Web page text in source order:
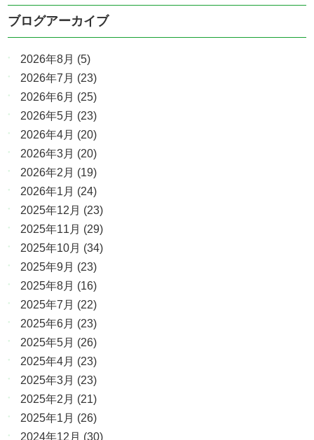
ブログアーカイブ
2026年8月 (5)
2026年7月 (23)
2026年6月 (25)
2026年5月 (23)
2026年4月 (20)
2026年3月 (20)
2026年2月 (19)
2026年1月 (24)
2025年12月 (23)
2025年11月 (29)
2025年10月 (34)
2025年9月 (23)
2025年8月 (16)
2025年7月 (22)
2025年6月 (23)
2025年5月 (26)
2025年4月 (23)
2025年3月 (23)
2025年2月 (21)
2025年1月 (26)
2024年12月 (30)